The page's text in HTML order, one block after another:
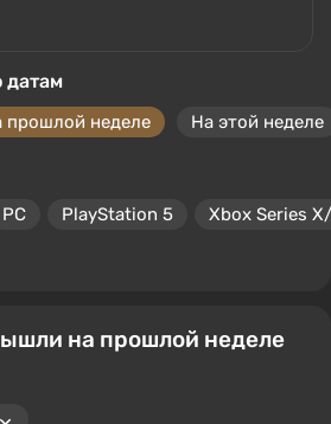
датам
прошлой неделе На этой неделе
PC PlayStation 5 Xbox Series
на прошлой неделе